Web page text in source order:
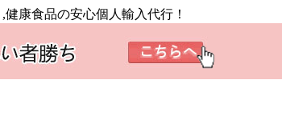
康食品の安心個人輸入代行！